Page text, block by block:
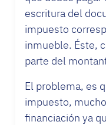
escritura del
impuesto
inmueble. Éste,
parte del
El problema, es
impuesto,
financiación ya